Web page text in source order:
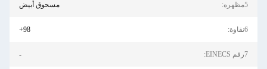
مسحوق أبيض